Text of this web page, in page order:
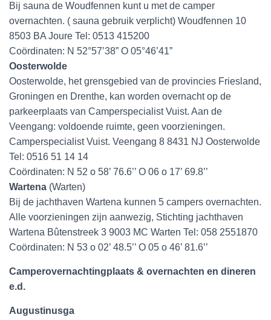
Bij sauna de Woudfennen kunt u met de camper
overnachten. ( sauna gebruik verplicht) Woudfennen 10
8503 BA Joure Tel: 0513 415200
Coördinaten: N 52°57’38” O 05°46’41”
Oosterwolde
Oosterwolde, het grensgebied van de provincies Friesland,
Groningen en Drenthe, kan worden overnacht op de
parkeerplaats van Camperspecialist Vuist. Aan de
Veengang: voldoende ruimte, geen voorzieningen.
Camperspecialist Vuist. Veengang 8 8431 NJ Oosterwolde
Tel: 0516 51 14 14
Coördinaten: N 52 o 58’ 76.6’’ O 06 o 17’ 69.8’’
Wartena (Warten)
Bij de jachthaven Wartena kunnen 5 campers overnachten.
Alle voorzieningen zijn aanwezig, Stichting jachthaven
Wartena Bûtenstreek 3 9003 MC Warten Tel: 058 2551870
Coördinaten: N 53 o 02’ 48.5’’ O 05 o 46’ 81.6’’
Camperovernachtingplaats & overnachten en dineren
e.d.
Augustinusga